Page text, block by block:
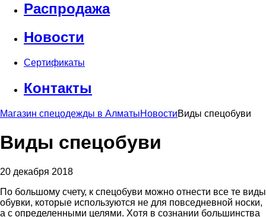
Распродажа
Новости
Сертификаты
Контакты
Магазин спецодежды в АлматыНовостиВиды спецобуви
Виды спецобуви
20 декабря 2018
По большому счету, к спецобуви можно отнести все те виды
обувки, которые используются не для повседневной носки,
а с определенными целями. Хотя в сознании большинства